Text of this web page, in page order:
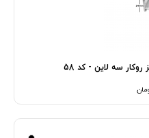
سه لاین - کد 58